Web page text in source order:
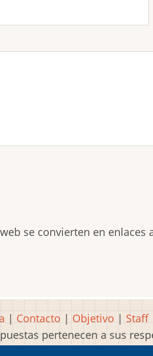
se convierten en enlaces
| Contacto | Objetivo | Staff
pertenecen a sus